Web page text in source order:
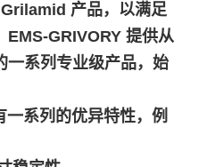
产品，以满足
EMS-GRIVORY 提供从
一系列专业级产品，始
系列的优异特性，例